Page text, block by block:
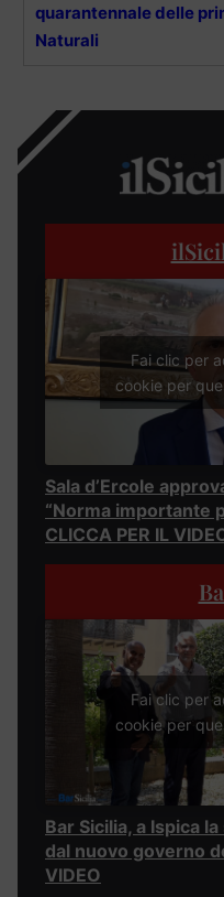
quarantennale delle
Naturali
Fai clic per
cookie per
Sala d’Ercole
“Norma importante
CLICCA PER IL
Fai clic per
cookie per
Bar Sicilia, a Ispica
dal nuovo governo
VIDEO